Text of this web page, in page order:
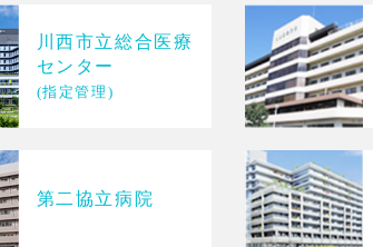
川西市立総合医療
センター
(指定管理)
第二協立病院